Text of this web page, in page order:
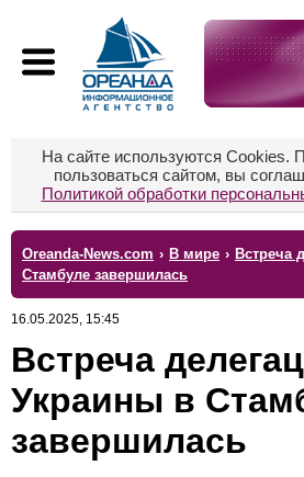
На сайте используются Cookies.
пользоваться сайтом, вы
Политикой обработки
Oreanda-News.com › В мире › Встреча
Стамбуле завершилась
16.05.2025, 15:45
Встреча
Украины в
завершилась